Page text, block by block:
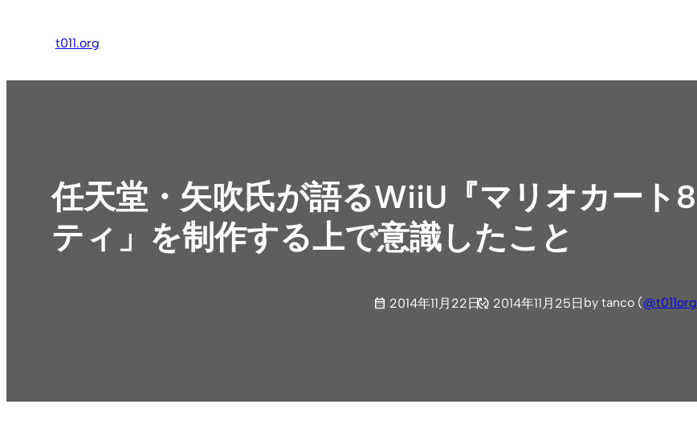
ス
t011.org
任天堂・矢吹氏が語るWiiU『マリオカート
ティ」を制作する上で意識したこと
2014年11月22日 2014年11月25日 by tanco (@t011org